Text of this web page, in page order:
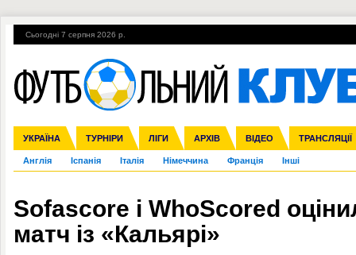
Сьогодні 7 серпня 2026 р.
УКРАЇНА ТУРНІРИ ЛІГИ АРХІВ ВІДЕО ТРАНСЛЯЦІЇ
Збірна Прем'єр-ліга Перша ліга Друга ліга Кубок України
Ліга чемпіонів Ліга Європи Міжнародні Ліга націй Ліга
Англія Іспанія Італія Німеччина Франція Інші
ЧС-2014 ЄВРО-2016 Росія Кубок конфедерацій ЧЄ-2015 (U-
Гарячі теми УПЛ, 1-й тур ВІЙНА УПЛ-ПЕРЕХОДИ
Sofascore і WhoScored
матч із «Кальярі»